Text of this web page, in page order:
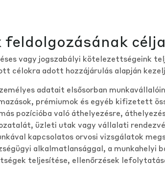
feldolgozásának
vagy jogszabályi kötelezettségeink
célokra adott hozzájárulás alapján
adatait elsősorban
prémiumok és egyéb kifizetett
pozícióba való áthelyezésre,
üzleti utak vagy vállalati
kapcsolatos orvosi vizsgálatok
alkalmatlansággal, a munkahelyi
teljesítése, ellenőrzések